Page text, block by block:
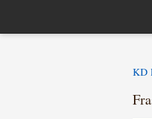
KD